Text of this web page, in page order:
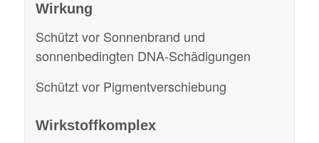
Wirkung
Schützt vor Sonnenbrand und
sonnenbedingten DNA-Schädigungen
Schützt vor Pigmentverschiebung
Wirkstoffkomplex